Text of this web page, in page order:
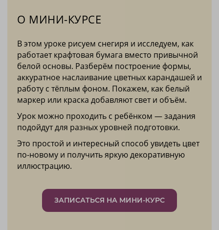
О МИНИ-КУРСЕ
В этом уроке рисуем снегиря и исследуем, как
работает крафтовая бумага вместо привычной
белой основы. Разберём построение формы,
аккуратное наслаивание цветных карандашей и
работу с тёплым фоном. Покажем, как белый
маркер или краска добавляют свет и объём.
Урок можно проходить с ребёнком — задания
подойдут для разных уровней подготовки.
Это простой и интересный способ увидеть цвет
по-новому и получить яркую декоративную
иллюстрацию.
ЗАПИСАТЬСЯ НА МИНИ-КУРС